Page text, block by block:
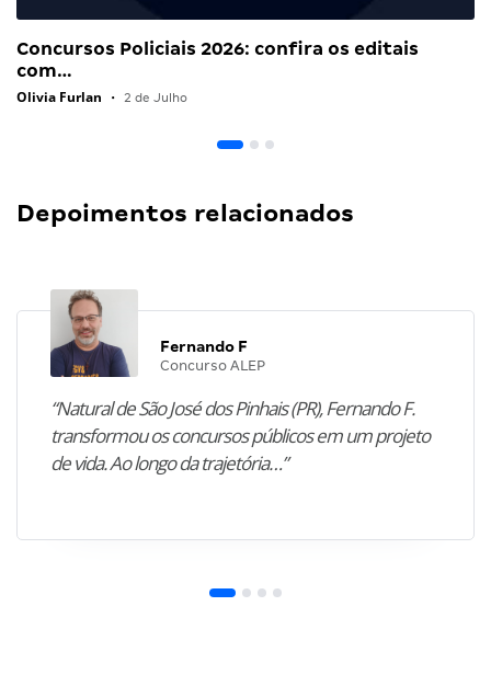
Concursos Policiais 2026: confira os editais
com…
Olivia Furlan • 2 de Julho
Depoimentos relacionados
Fernando F
Concurso ALEP
“Natural de São José dos Pinhais (PR), Fernando F.
transformou os concursos públicos em um projeto
de vida. Ao longo da trajetória…”